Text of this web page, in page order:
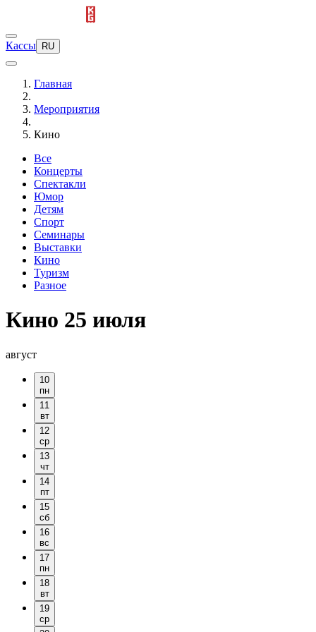
Кассы RU
Главная
Мероприятия
Кино
Все
Концерты
Спектакли
Юмор
Детям
Спорт
Семинары
Выставки
Кино
Туризм
Разное
Кино 25 июля
август
10
пн
11
вт
12
ср
13
чт
14
пт
15
сб
16
вс
17
пн
18
вт
19
ср